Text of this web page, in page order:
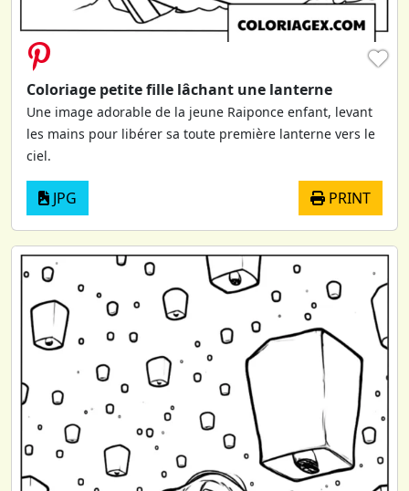
♥
Coloriage petite fille lâchant une lanterne
Une image adorable de la jeune Raiponce enfant, levant
les mains pour libérer sa toute première lanterne vers le
ciel.
JPG PRINT